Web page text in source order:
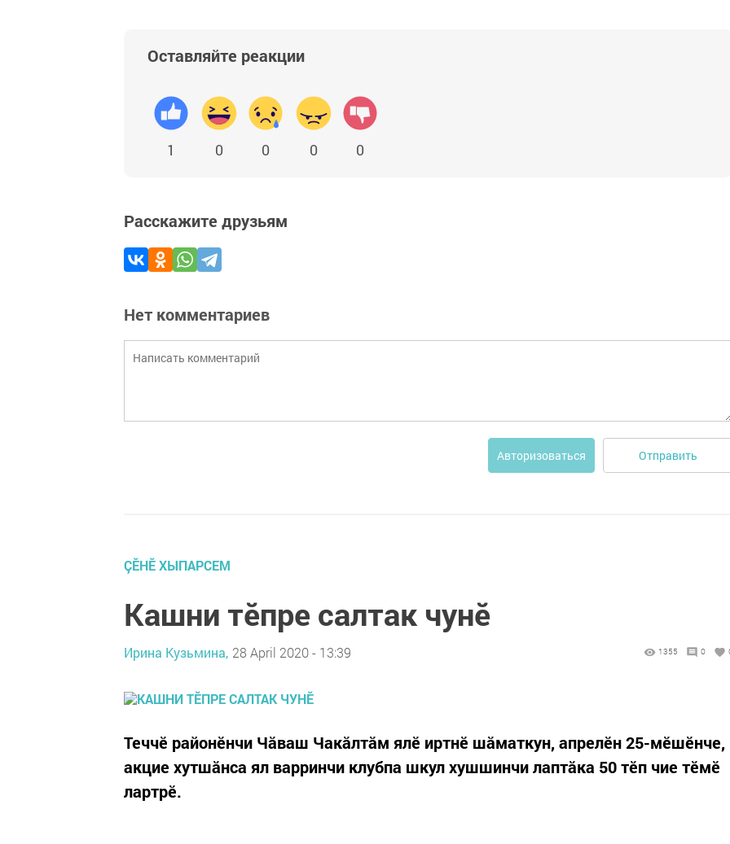
Оставляйте реакции
1 0 0 0 0
Расскажите друзьям
Нет комментариев
Авторизоваться Отправить
ÇӖНӖ ХЫПАРСЕМ
Кашни тӗпре салтак чунӗ
Ирина Кузьмина, 28 April 2020 - 13:39 1355 0
Теччӗ районӗнчи Чăваш Чакăлтăм ялӗ иртнӗ шăматкун, апрелӗн 25-мӗшӗнче,
акцие хутшăнса ял варринчи клубпа шкул хушшинчи лаптăка 50 тӗп чие тӗмӗ
лартрӗ.